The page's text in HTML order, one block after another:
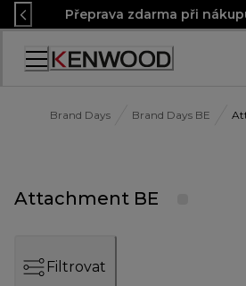
Skip
to
Content
Přeprava zdarma při
Accessibility
Brand Days Brand Days BE
Attachment BE
Filtrovat